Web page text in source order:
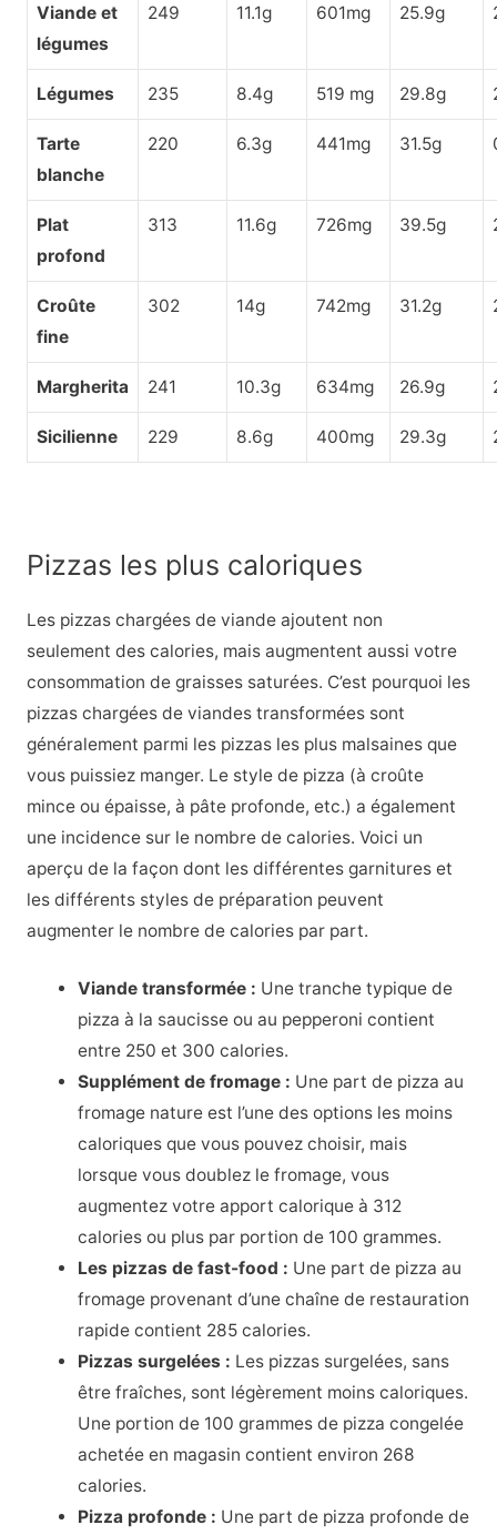
Viande et
légumes
249 11.1g 601mg 25.9g
Légumes 235 8.4g 519 mg 29.8g
Tarte
blanche
220 6.3g 441mg 31.5g
Plat
profond
313 11.6g 726mg 39.5g
Croûte
fine
302 14g 742mg 31.2g
Margherita 241 10.3g 634mg 26.9g
Sicilienne 229 8.6g 400mg 29.3g
Pizzas les plus caloriques
Les pizzas chargées de viande ajoutent non
seulement des calories, mais augmentent aussi votre
consommation de graisses saturées. C’est pourquoi les
pizzas chargées de viandes transformées sont
généralement parmi les pizzas les plus malsaines que
vous puissiez manger. Le style de pizza (à croûte
mince ou épaisse, à pâte profonde, etc.) a également
une incidence sur le nombre de calories. Voici un
aperçu de la façon dont les différentes garnitures et
les différents styles de préparation peuvent
augmenter le nombre de calories par part.
Viande transformée : Une tranche typique de
pizza à la saucisse ou au pepperoni contient
entre 250 et 300 calories.
Supplément de fromage : Une part de pizza au
fromage nature est l’une des options les moins
caloriques que vous pouvez choisir, mais
lorsque vous doublez le fromage, vous
augmentez votre apport calorique à 312
calories ou plus par portion de 100 grammes.
Les pizzas de fast-food : Une part de pizza au
fromage provenant d’une chaîne de restauration
rapide contient 285 calories.
Pizzas surgelées : Les pizzas surgelées, sans
être fraîches, sont légèrement moins caloriques.
Une portion de 100 grammes de pizza congelée
achetée en magasin contient environ 268
calories.
Pizza profonde : Une part de pizza profonde de